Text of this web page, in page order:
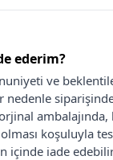
ederim?
ve
nedenle
ambalajında,
koşuluyla
içinde iade